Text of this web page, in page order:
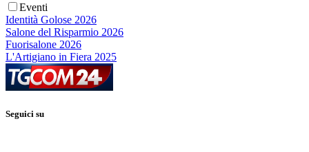
Eventi
Identità Golose 2026
Salone del Risparmio 2026
Fuorisalone 2026
L'Artigiano in Fiera 2025
Seguici su